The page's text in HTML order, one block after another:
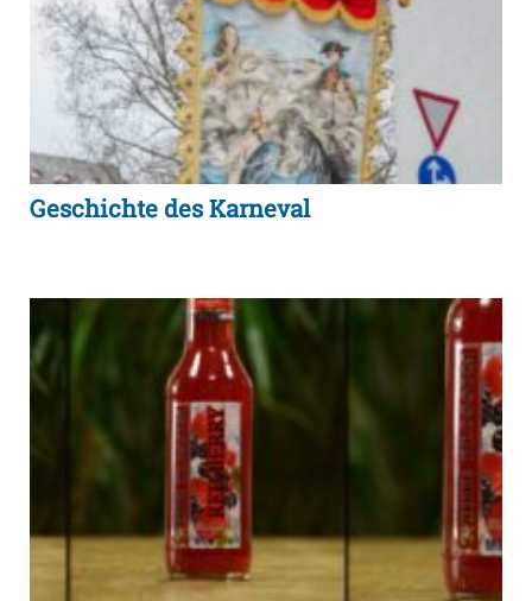
Geschichte des Karneval